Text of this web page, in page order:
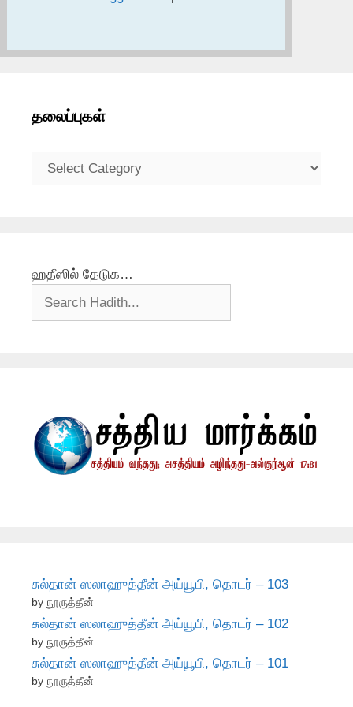
தலைப்புகள்
தலைப்புகள்
ஹதீஸில் தேடுக…
சுல்தான் ஸலாஹுத்தீன் அய்யூபி, தொடர் – 103
by நூருத்தீன்
சுல்தான் ஸலாஹுத்தீன் அய்யூபி, தொடர் – 102
by நூருத்தீன்
சுல்தான் ஸலாஹுத்தீன் அய்யூபி, தொடர் – 101
by நூருத்தீன்